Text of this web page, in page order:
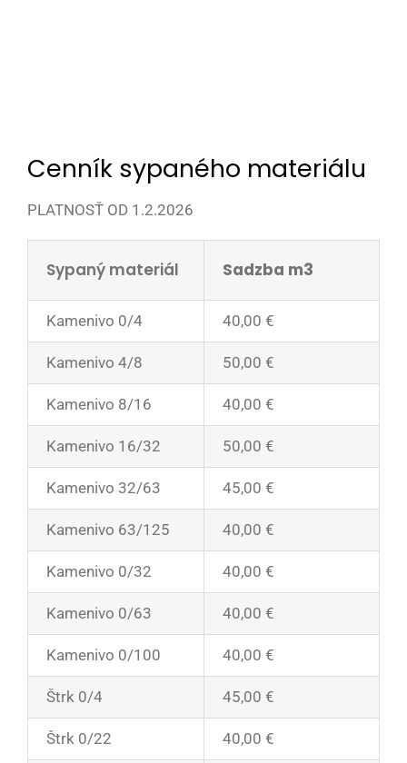
Cenník sypaného materiálu
PLATNOSŤ OD 1.2.2026
Sypaný materiál Sadzba m3
Kamenivo 0/4 40,00 €
Kamenivo 4/8 50,00 €
Kamenivo 8/16 40,00 €
Kamenivo 16/32 50,00 €
Kamenivo 32/63 45,00 €
Kamenivo 63/125 40,00 €
Kamenivo 0/32 40,00 €
Kamenivo 0/63 40,00 €
Kamenivo 0/100 40,00 €
Štrk 0/4 45,00 €
Štrk 0/22 40,00 €